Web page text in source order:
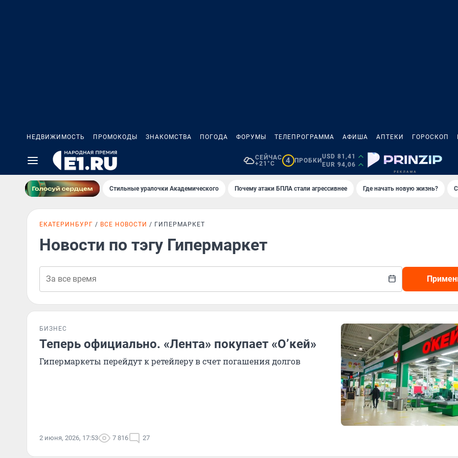
НЕДВИЖИМОСТЬ ПРОМОКОДЫ ЗНАКОМСТВА ПОГОДА ФОРУМЫ ТЕЛЕПРОГРАММА АФИША АПТЕКИ ГОРОСКОП
СЕЙЧАС
+21°C
4 ПРОБКИ
USD 81,41
EUR 94,06
Стильные уралочки Академического Почему атаки БПЛА стали агрессивнее Где начать новую жизнь?
ЕКАТЕРИНБУРГ ВСЕ НОВОСТИ ГИПЕРМАРКЕТ
Новости по тэгу Гипермаркет
БИЗНЕС
Теперь официально. «Лента» покупает «О’кей»
Гипермаркеты перейдут к ретейлеру в счет погашения долгов
2 июня, 2026, 17:53 7 816 27